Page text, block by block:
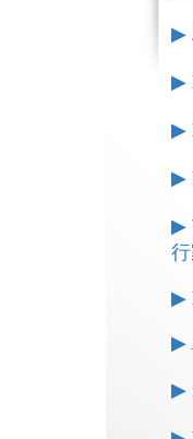
▶︎
▶︎
▶︎
▶︎
▶︎
▶︎
▶︎
▶︎